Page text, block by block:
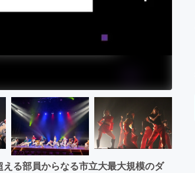
る部員からなる市立大最大規模のダ